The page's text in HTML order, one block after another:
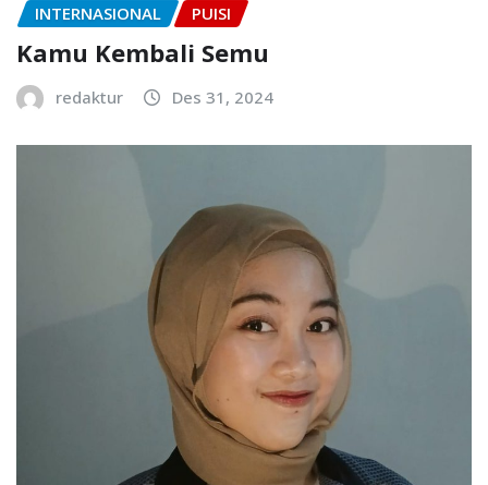
INTERNASIONAL PUISI
Kamu Kembali Semu
redaktur Des 31, 2024